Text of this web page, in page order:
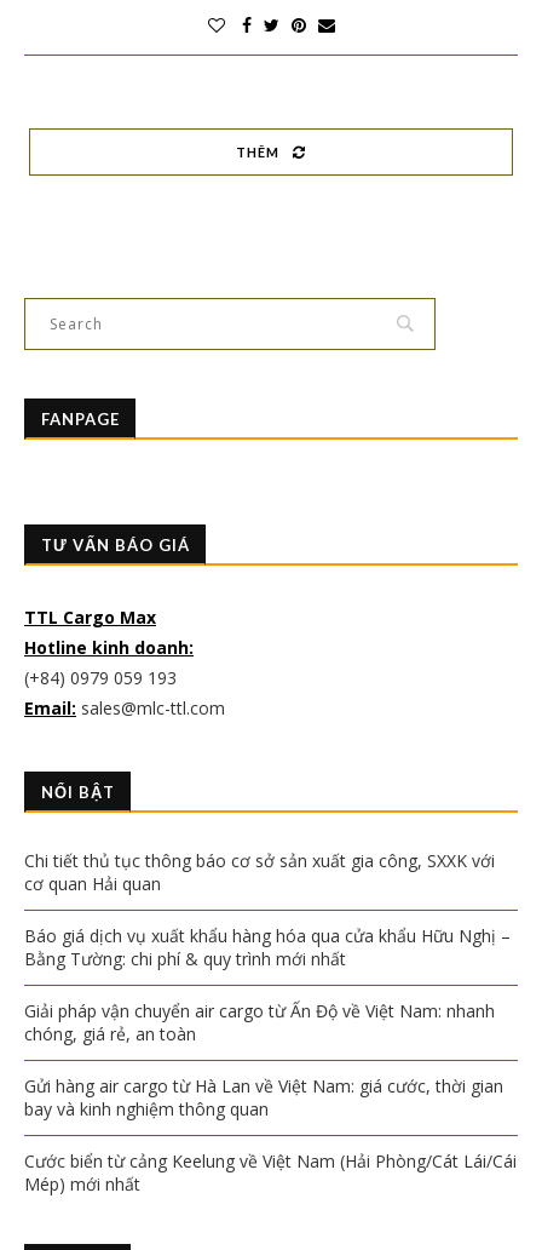
THÊM
FANPAGE
TƯ VẤN BÁO GIÁ
TTL Cargo Max
Hotline kinh doanh:
(+84) 0979 059 193
Email: sales@mlc-ttl.com
NỔI BẬT
Chi tiết thủ tục thông báo cơ sở sản xuất gia công, SXXK với
cơ quan Hải quan
Báo giá dịch vụ xuất khẩu hàng hóa qua cửa khẩu Hữu Nghị –
Bằng Tường: chi phí & quy trình mới nhất
Giải pháp vận chuyển air cargo từ Ấn Độ về Việt Nam: nhanh
chóng, giá rẻ, an toàn
Gửi hàng air cargo từ Hà Lan về Việt Nam: giá cước, thời gian
bay và kinh nghiệm thông quan
Cước biển từ cảng Keelung về Việt Nam (Hải Phòng/Cát Lái/Cái
Mép) mới nhất